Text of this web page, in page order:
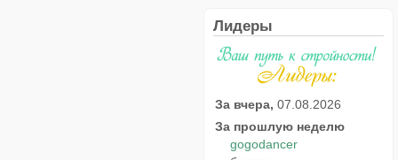
Лидеры
За вчера, 07.08.2026
За прошлую неделю
gogodancer